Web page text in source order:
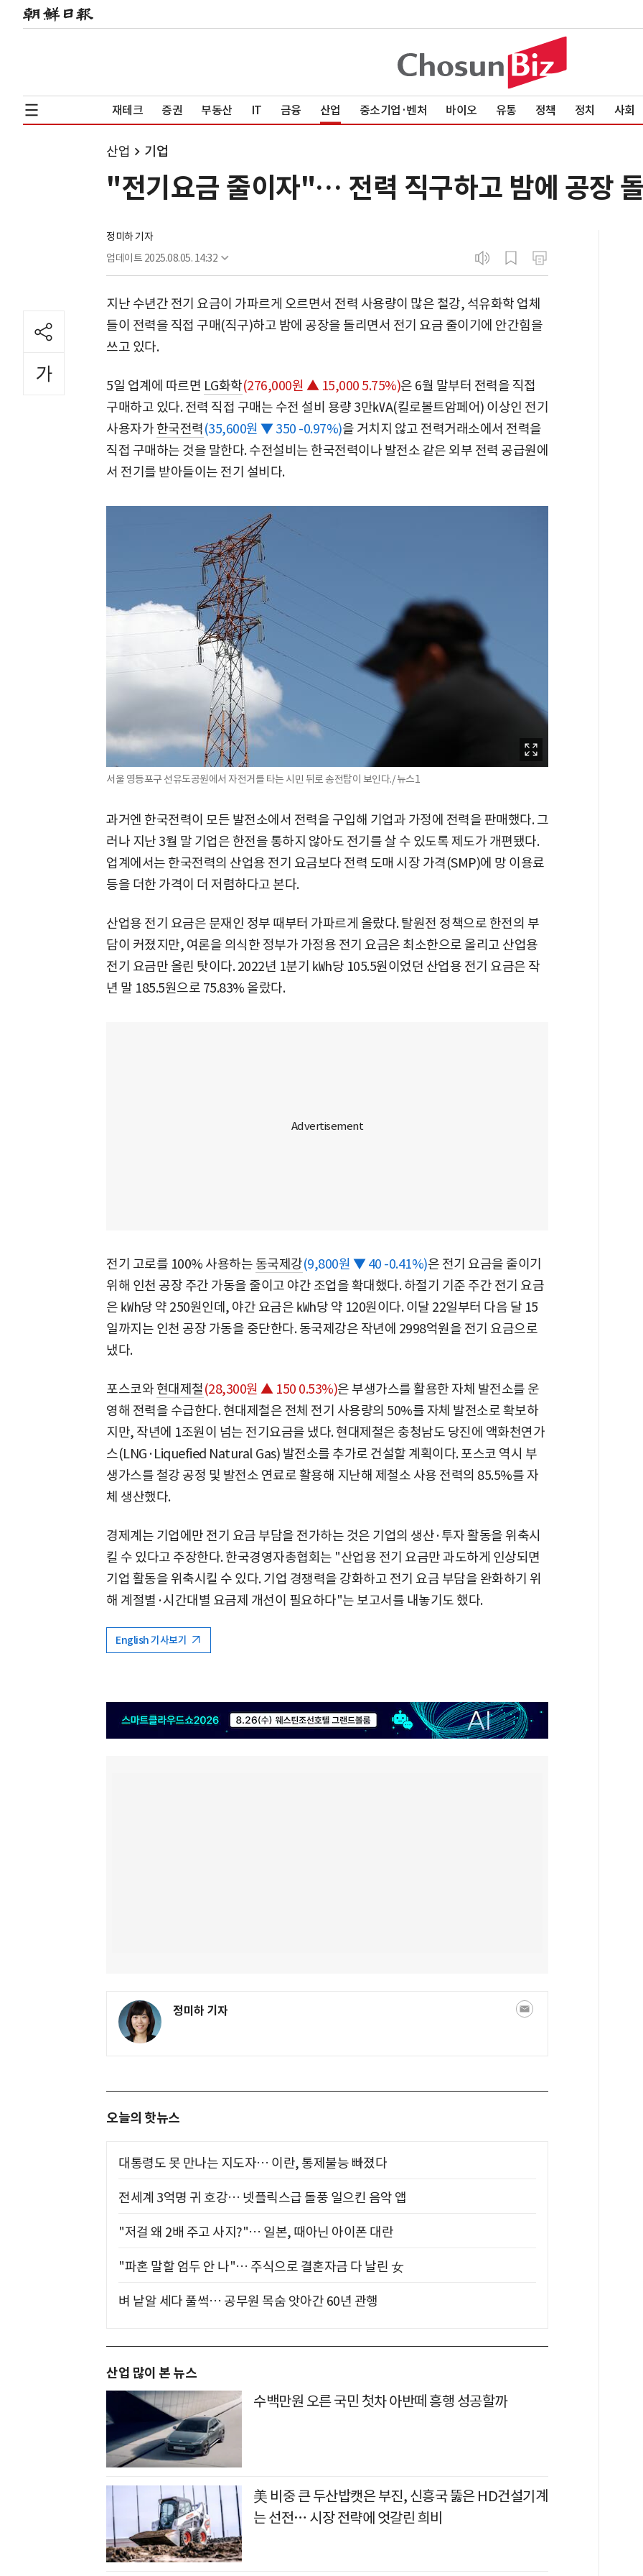
재테크 증권 부동산 IT 금융 산업 중소기업·벤처 바이오 유통 정책 정치 사회
산업 기업
"전기요금 줄이자"… 전력 직구하고 밤에 공장
정미하 기자
업데이트 2025.08.05. 14:32
지난 수년간 전기 요금이 가파르게 오르면서 전력 사용량이 많은 철강, 석유화학 업체
들이 전력을 직접 구매(직구)하고 밤에 공장을 돌리면서 전기 요금 줄이기에 안간힘을
쓰고 있다.
5일 업계에 따르면 LG화학(276,000원 ▲ 15,000 5.75%)은 6월 말부터 전력을 직접
구매하고 있다. 전력 직접 구매는 수전 설비 용량 3만㎸A(킬로볼트암페어) 이상인 전기
사용자가 한국전력(35,600원 ▼ 350 -0.97%)을 거치지 않고 전력거래소에서 전력을
직접 구매하는 것을 말한다. 수전설비는 한국전력이나 발전소 같은 외부 전력 공급원에
서 전기를 받아들이는 전기 설비다.
서울 영등포구 선유도공원에서 자전거를 타는 시민 뒤로 송전탑이 보인다./ 뉴스1
과거엔 한국전력이 모든 발전소에서 전력을 구입해 기업과 가정에 전력을 판매했다. 그
러나 지난 3월 말 기업은 한전을 통하지 않아도 전기를 살 수 있도록 제도가 개편됐다.
업계에서는 한국전력의 산업용 전기 요금보다 전력 도매 시장 가격(SMP)에 망 이용료
등을 더한 가격이 더 저렴하다고 본다.
산업용 전기 요금은 문재인 정부 때부터 가파르게 올랐다. 탈원전 정책으로 한전의 부
담이 커졌지만, 여론을 의식한 정부가 가정용 전기 요금은 최소한으로 올리고 산업용
전기 요금만 올린 탓이다. 2022년 1분기 ㎾h당 105.5원이었던 산업용 전기 요금은 작
년 말 185.5원으로 75.83% 올랐다.
전기 고로를 100% 사용하는 동국제강(9,800원 ▼ 40 -0.41%)은 전기 요금을 줄이기
위해 인천 공장 주간 가동을 줄이고 야간 조업을 확대했다. 하절기 기준 주간 전기 요금
은 ㎾h당 약 250원인데, 야간 요금은 ㎾h당 약 120원이다. 이달 22일부터 다음 달 15
일까지는 인천 공장 가동을 중단한다. 동국제강은 작년에 2998억원을 전기 요금으로
냈다.
포스코와 현대제철(28,300원 ▲ 150 0.53%)은 부생가스를 활용한 자체 발전소를 운
영해 전력을 수급한다. 현대제철은 전체 전기 사용량의 50%를 자체 발전소로 확보하
지만, 작년에 1조원이 넘는 전기요금을 냈다. 현대제철은 충청남도 당진에 액화천연가
스(LNG·Liquefied Natural Gas) 발전소를 추가로 건설할 계획이다. 포스코 역시 부
생가스를 철강 공정 및 발전소 연료로 활용해 지난해 제철소 사용 전력의 85.5%를 자
체 생산했다.
경제계는 기업에만 전기 요금 부담을 전가하는 것은 기업의 생산·투자 활동을 위축시
킬 수 있다고 주장한다. 한국경영자총협회는 "산업용 전기 요금만 과도하게 인상되면
기업 활동을 위축시킬 수 있다. 기업 경쟁력을 강화하고 전기 요금 부담을 완화하기 위
해 계절별·시간대별 요금제 개선이 필요하다"는 보고서를 내놓기도 했다.
English 기사보기
정미하 기자
오늘의 핫뉴스
대통령도 못 만나는 지도자… 이란, 통제불능 빠졌다
전세계 3억명 귀 호강… 넷플릭스급 돌풍 일으킨 음악 앱
"저걸 왜 2배 주고 사지?"… 일본, 때아닌 아이폰 대란
"파혼 말할 엄두 안 나"… 주식으로 결혼자금 다 날린 女
벼 낱알 세다 풀썩… 공무원 목숨 앗아간 60년 관행
산업 많이 본 뉴스
수백만원 오른 국민 첫차 아반떼 흥행 성공할까
美 비중 큰 두산밥캣은 부진, 신흥국 뚫은 HD건설기계
는 선전… 시장 전략에 엇갈린 희비